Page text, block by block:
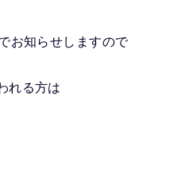
お知らせしますので
れる方は